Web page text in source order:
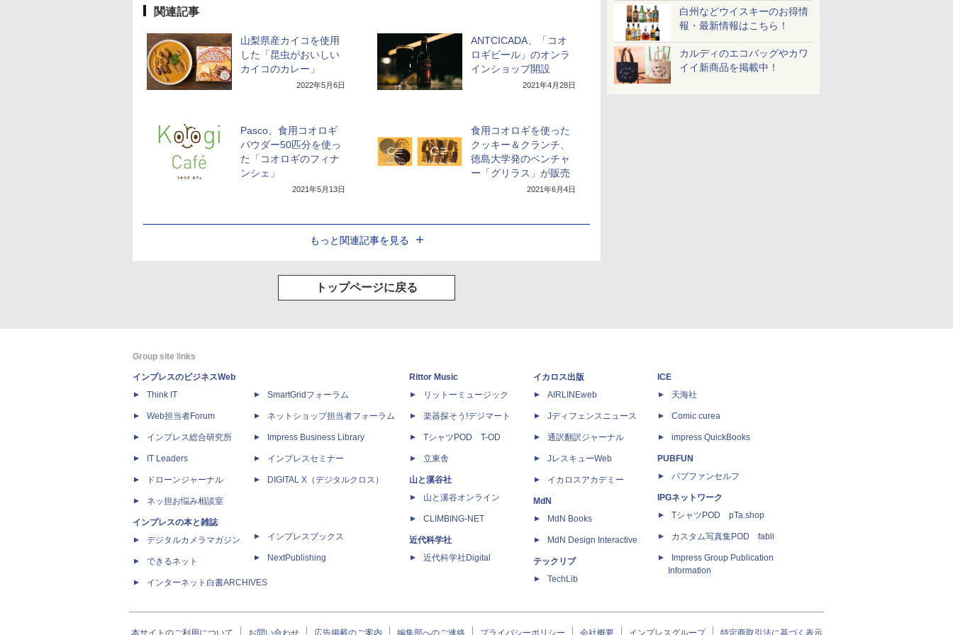
白州などウイスキーのお得情
報・最新情報はこちら！
カルディのエコバッグやカワ
イイ新商品を掲載中！
関連記事
山梨県産カイコを使用
した「昆虫がおいしい
カイコのカレー」
2022年5月6日
ANTCICADA、「コオ
ロギビール」のオンラ
インショップ開設
2021年4月28日
Pasco、食用コオロギ
パウダー50匹分を使っ
た「コオロギのフィナ
ンシェ」
2021年5月13日
食用コオロギを使った
クッキー＆クランチ、
徳島大学発のベンチャ
ー「グリラス」が販売
2021年6月4日
もっと関連記事を見る
トップページに戻る
Group site links
インプレスのビジネスWeb
Think IT
Web担当者Forum
インプレス総合研究所
IT Leaders
ドローンジャーナル
ネッ担お悩み相談室
インプレスの本と雑誌
デジタルカメラマガジン
できるネット
インターネット白書ARCHIVES
SmartGridフォーラム
ネットショップ担当者フォーラム
Impress Business Library
インプレスセミナー
DIGITAL X（デジタルクロス）
インプレスブックス
NextPublishing
Rittor Music
リットーミュージック
楽器探そう!デジマート
TシャツPOD T-OD
立東舎
山と溪谷社
山と溪谷オンライン
CLIMBING-NET
近代科学社
近代科学社Digital
イカロス出版
AIRLINEweb
Jディフェンスニュース
通訳翻訳ジャーナル
JレスキューWeb
イカロスアカデミー
MdN
MdN Books
MdN Design Interactive
テックリブ
TechLib
ICE
天海社
Comic curea
impress QuickBooks
PUBFUN
パブファンセルフ
IPGネットワーク
TシャツPOD pTa.shop
カスタム写真集POD fabli
Impress Group Publication
Information